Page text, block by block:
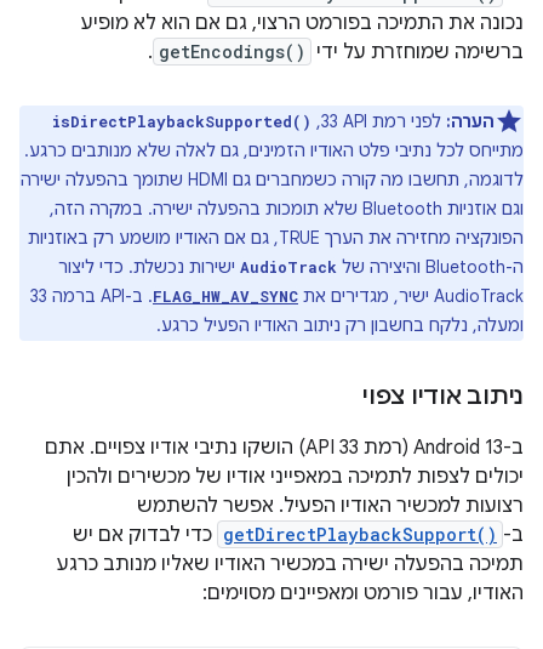
נכונה את התמיכה בפורמט הרצוי, גם אם הוא לא מופיע
ברשימה שמוחזרת על ידי
getEncodings()
.
הערה: לפני רמת API ‏33, ‏ isDirectPlaybackSupported()
מתייחס לכל נתיבי פלט האודיו הזמינים, גם לאלה שלא מנותבים כרגע.
לדוגמה, תחשבו מה קורה כשמחברים גם HDMI שתומך בהפעלה ישירה
וגם אוזניות Bluetooth שלא תומכות בהפעלה ישירה. במקרה הזה,
הפונקציה מחזירה את הערך TRUE, גם אם האודיו מושמע רק באוזניות
ה-Bluetooth והיצירה של
AudioTrack ישירות נכשלת. כדי ליצור
AudioTrack ישיר, מגדירים את
FLAG_HW_AV_SYNC
. ב-API ברמה 33
ומעלה, נלקח בחשבון רק ניתוב האודיו הפעיל כרגע.
ניתוב אודיו צפוי
ב-Android 13 (רמת API 33) הושקו נתיבי אודיו צפויים. אתם
יכולים לצפות לתמיכה במאפייני אודיו של מכשירים ולהכין
רצועות למכשיר האודיו הפעיל. אפשר להשתמש
ב- getDirectPlaybackSupport() כדי לבדוק אם יש
תמיכה בהפעלה ישירה במכשיר האודיו שאליו מנותב כרגע
האודיו, עבור פורמט ומאפיינים מסוימים: